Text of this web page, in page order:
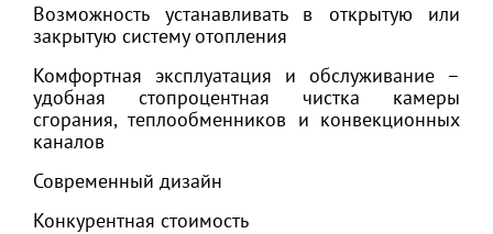
Возможность устанавливать в открытую или
закрытую систему отопления
Комфортная эксплуатация и обслуживание –
удобная стопроцентная чистка камеры
сгорания, теплообменников и конвекционных
каналов
Современный дизайн
Конкурентная стоимость